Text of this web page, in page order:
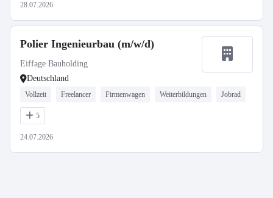
28.07.2026
Polier Ingenieurbau (m/w/d)
Eiffage Bauholding
Deutschland
Vollzeit Freelancer Firmenwagen Weiterbildungen Jobrad
5
24.07.2026